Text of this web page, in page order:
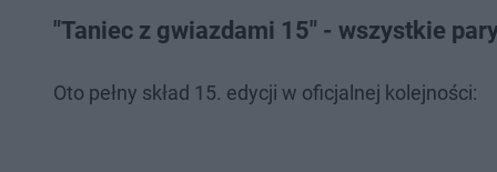
"Taniec z gwiazdami 15" - wszystkie
Oto pełny skład 15. edycji w oficjalnej kolejności: